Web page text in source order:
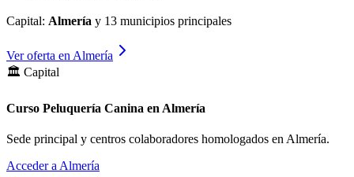
Capital: Almería y 13 municipios principales
Ver oferta en Almería
🏛️ Capital
Curso Peluquería Canina en Almería
Sede principal y centros colaboradores homologados en Almería.
Acceder a Almería